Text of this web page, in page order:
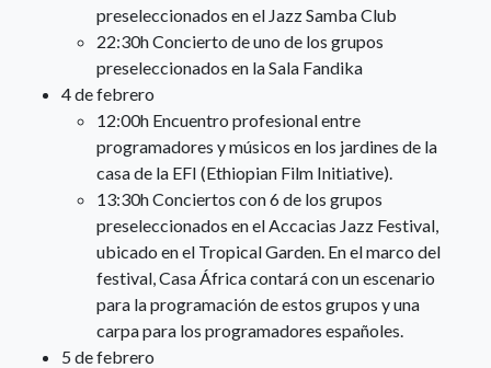
preseleccionados en el Jazz Samba Club
22:30h Concierto de uno de los grupos
preseleccionados en la Sala Fandika
4 de febrero
12:00h Encuentro profesional entre
programadores y músicos en los jardines de la
casa de la EFI (Ethiopian Film Initiative).
13:30h Conciertos con 6 de los grupos
preseleccionados en el Accacias Jazz Festival,
ubicado en el Tropical Garden. En el marco del
festival, Casa África contará con un escenario
para la programación de estos grupos y una
carpa para los programadores españoles.
5 de febrero